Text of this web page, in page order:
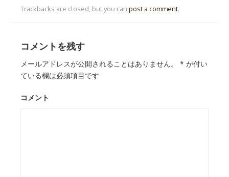
Trackbacks are closed, but you can post a comment.
コメントを残す
メールアドレスが公開されることはありません。 * が付い
ている欄は必須項目です
コメント